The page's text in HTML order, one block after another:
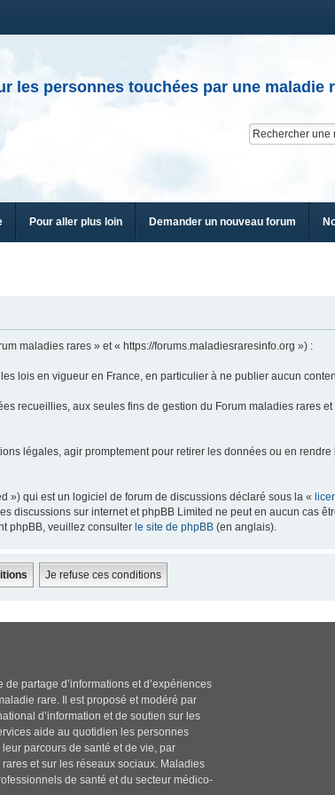
les personnes touchées par une maladie
Pour aller plus loin Demander un nouveau forum
maladies rares » et « https://forums.maladiesraresinfo.org ») :
lois en vigueur en France, en particulier à ne publier aucun
recueillies, aux seules fins de gestion du Forum maladies rares
légales, agir promptement pour retirer les données ou en rendre
») qui est un logiciel de forum de discussions déclaré sous la «
discussions sur internet et phpBB Limited ne peut en aucun cas
phpBB, veuillez consulter le site de phpBB (en anglais).
partage d’informations et d’expériences
rare. Il est proposé et modéré par
d’information et de soutien sur les
aide au quotidien les personnes
parcours de santé et de vie, par
et sur les réseaux sociaux. Maladies
de santé et du secteur médico-